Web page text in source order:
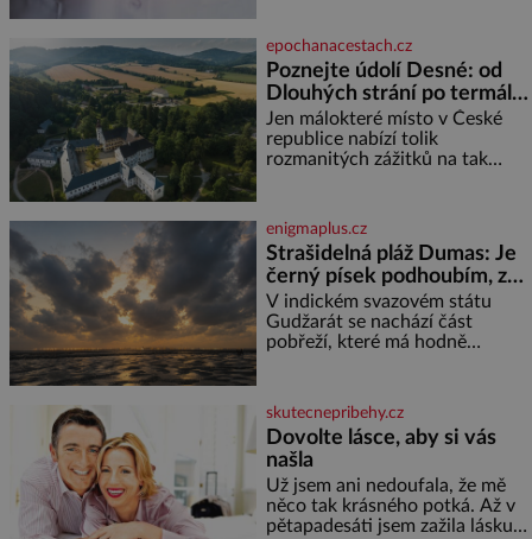
marně v paměti lovíte název
knížky, kterou jste nedávno
přečetli. Je to opravdu tak, s
věkem jako kdyby se paměť
rozhodla stávkovat. Cvičte
epochanacestach.cz
Poznejte údolí Desné: od
Dlouhých strání po termální
prameny
Jen málokteré místo v České
republice nabízí tolik
rozmanitých zážitků na tak
jediného dne můžete
nahlédnout do útrob jedné z
nejvýznamnějších vodních
elektráren v Evropě, vydat se na
horské hřebeny, projet se na
koloběžce a den zakončit
poznáváním památek ve
enigmaplus.cz
Strašidelná pláž Dumas: Je
černý písek podhoubím, ze
kterého roste zlo?
V indickém svazovém státu
Gudžarát se nachází část
pobřeží, které má hodně
Proč má pláž takové netypické
zbarvení? Nakolik jsou pravd
skutecnepribehy.cz
Dovolte lásce, aby si vás
našla
Už jsem ani nedoufala, že mě
něco tak krásného potká. Až v
pětapadesáti jsem zažila lásku